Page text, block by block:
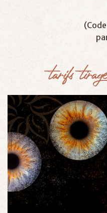
tarifs